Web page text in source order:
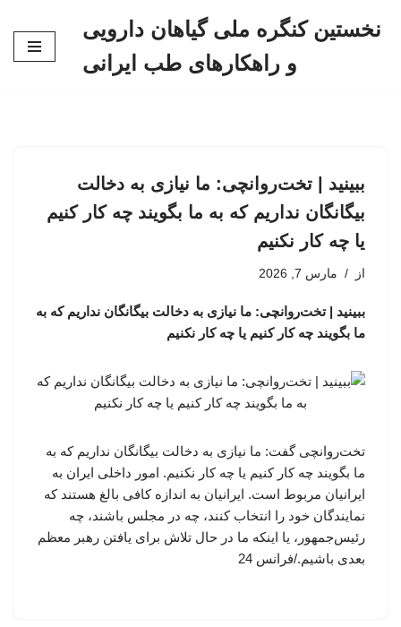
نخستین کنگره ملی گیاهان دارویی
و راهکارهای طب ایرانی
ببینید | تخت‌روانچی: ما نیازی به دخالت
بیگانگان نداریم که به ما بگویند چه کار کنیم
یا چه کار نکنیم
از مارس 7, 2026
ببینید | تخت‌روانچی: ما نیازی به دخالت بیگانگان نداریم که به
ما بگویند چه کار کنیم یا چه کار نکنیم
تخت‌روانچی گفت: ما نیازی به دخالت بیگانگان نداریم که به
ما بگویند چه کار کنیم یا چه کار نکنیم. امور داخلی ایران به
ایرانیان مربوط است. ایرانیان به اندازه کافی بالغ هستند که
نمایندگان خود را انتخاب کنند، چه در مجلس باشند، چه
رئیس‌جمهور، یا اینکه ما در حال تلاش برای یافتن رهبر معظم
بعدی باشیم./فرانس 24